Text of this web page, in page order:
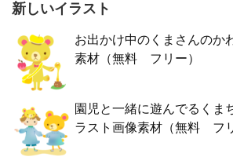
新しいイラスト
お出かけ中のくまさんのか
素材（無料 フリー）
園児と一緒に遊んでるくま
ラスト画像素材（無料 フ